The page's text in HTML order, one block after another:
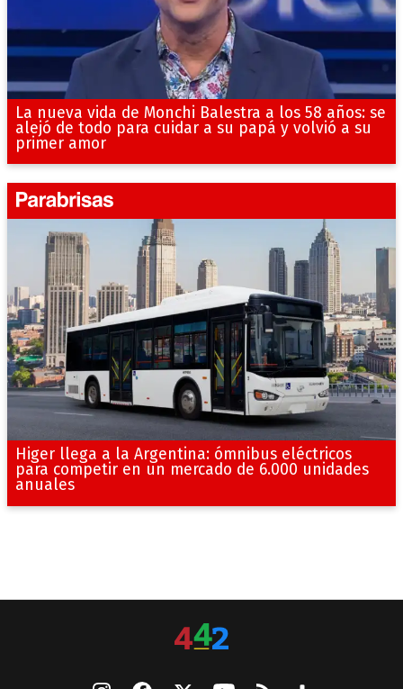
La nueva vida de Monchi Balestra a los 58 años: se
alejó de todo para cuidar a su papá y volvió a su
primer amor
Higer llega a la Argentina: ómnibus eléctricos
para competir en un mercado de 6.000 unidades
anuales